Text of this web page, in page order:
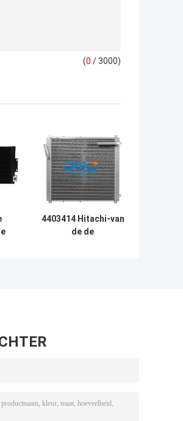
(0 / 3000)
4403414 Hitachi-van
de de